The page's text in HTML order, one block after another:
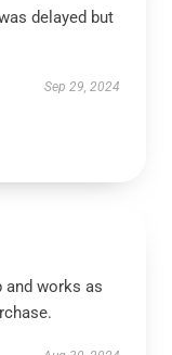
delayed but
Sep 29, 2024
works as